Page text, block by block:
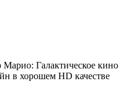
Марио: Галактическое кино
в хорошем HD качестве